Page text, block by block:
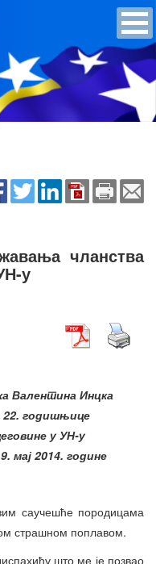
чланства
у
Валентина Инцка
годишњице
у УН-у
мај 2014. године
саучешће породицама
страшном поплавом.
што ме је позвао